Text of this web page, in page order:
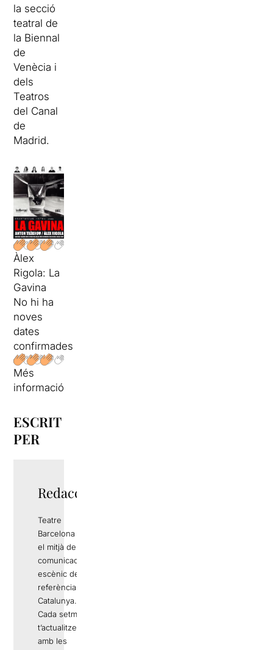
la secció
teatral de
la Biennal
de
Venècia i
dels
Teatros
del Canal
de
Madrid.
Àlex
Rigola: La
Gavina
No hi ha
noves
dates
confirmades
Més
informació
ESCRIT
PER
Redacció
Teatre
Barcelona és
el mitjà de
comunicació
escènic de
referència a
Catalunya.
Cada setmana
t’actualitzem
amb les